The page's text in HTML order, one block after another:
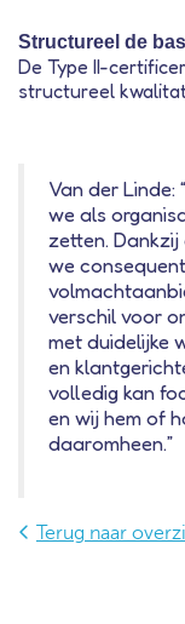
Structureel de
De Type II-
structureel
Van der Linde:
we als
zetten.
we
verschil voor
met duidelijke
en
volledig kan
en wij hem of
daaromheen.”
Terug naar